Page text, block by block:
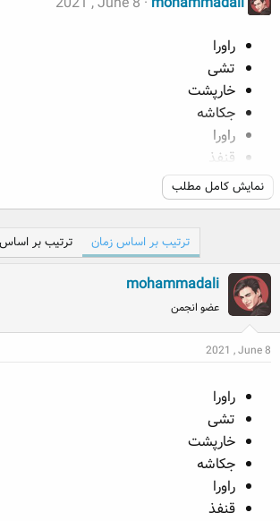
راورا
تشی
خارپشت
جکاشه
راورا
قنفذ
نمایش کامل مطلب
ترتیب بر اساس زمان ترتیب بر اساس
mohammadali
عضو انجمن
2021 , June 8
راورا
تشی
خارپشت
جکاشه
راورا
قنفذ